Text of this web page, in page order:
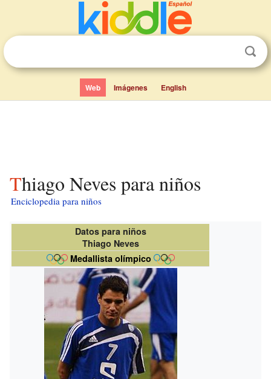
Web Imágenes English
Thiago Neves para niños
Enciclopedia para niños
Datos para niños
Thiago Neves
Medallista olímpico